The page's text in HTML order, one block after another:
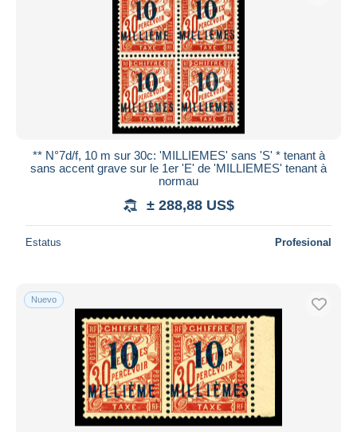
** N°7d/f, 10 m sur 30c: 'MILLIEMES' sans 'S' * tenant à
sans accent grave sur le 1er 'E' de 'MILLIEMES' tenant à
normau
± 288,88 US$
Estatus Profesional
Nuevo